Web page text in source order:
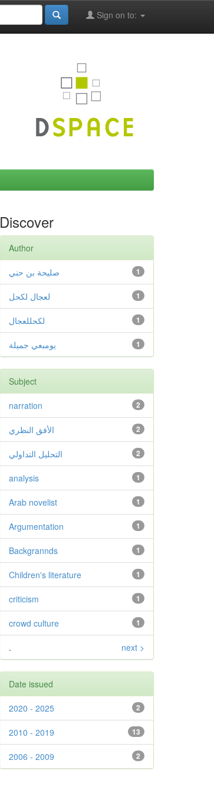
Sign on to:
Discover
Author
1 صليحة بن حني
1 لعجال لكحل
1 لكحللعجال
1 يومبعي جميلة
Subject
2
narration
2 الأفق النظري
2 التحليل التداولي
1
analysis
1
Arab novelist
1
Argumentation
1
Backgrannds
1
Children's literature
1
criticism
1
crowd culture
. next >
Date issued
2
2020 - 2025
13
2010 - 2019
2
2006 - 2009